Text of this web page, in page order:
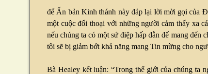
để Ấn bản Kinh thánh này đáp lại lời mời gọi của
một cuộc đối thoại với những người cảm thấy xa
nếu chúng ta có một sứ điệp hấp dẫn để mang
tôi sẽ bị giảm bớt khả năng mang Tin mừng cho
Bà Healey kết luận: “Trong thế giới của chúng ta